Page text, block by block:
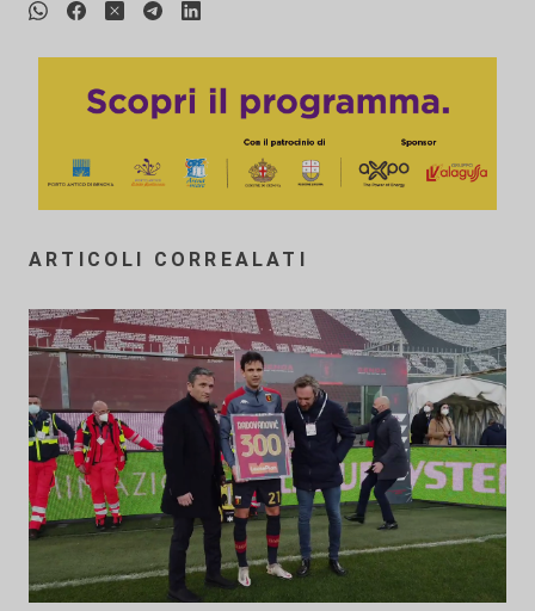
ARTICOLI CORREALATI